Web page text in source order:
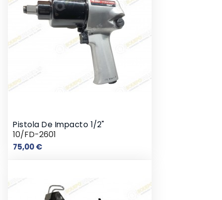
Pistola De Impacto 1/2"
10/FD-2601
75,00 €Precio